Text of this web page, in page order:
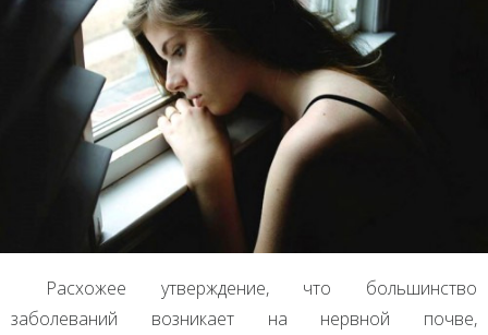
Расхожее утверждение, что большинство
заболеваний возникает на нервной почве,